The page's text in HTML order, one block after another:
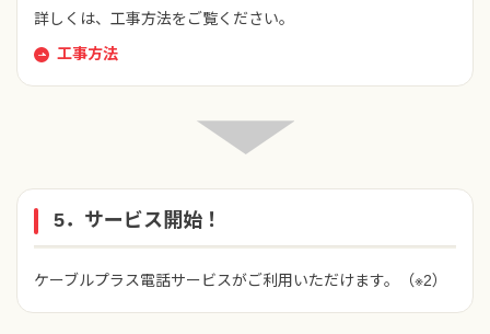
詳しくは、工事方法をご覧ください。
工事方法
5．サービス開始！
ケーブルプラス電話サービスがご利用いただけます。（※2）